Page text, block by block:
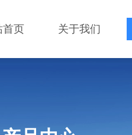
首页 关于我们